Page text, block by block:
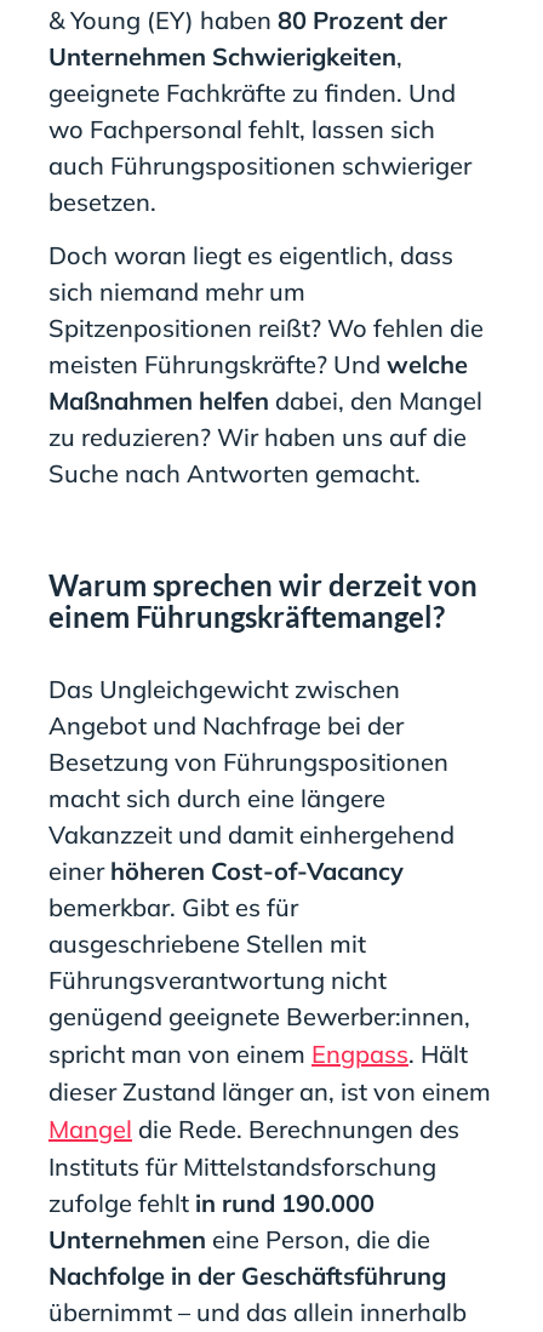
& Young (EY) haben 80 Prozent der
Unternehmen Schwierigkeiten,
geeignete Fachkräfte zu finden. Und
wo Fachpersonal fehlt, lassen sich
auch Führungspositionen schwieriger
besetzen.
Doch woran liegt es eigentlich, dass
sich niemand mehr um
Spitzenpositionen reißt? Wo fehlen die
meisten Führungskräfte? Und welche
Maßnahmen helfen dabei, den Mangel
zu reduzieren? Wir haben uns auf die
Suche nach Antworten gemacht.
Warum sprechen wir derzeit von
einem Führungskräftemangel?
Das Ungleichgewicht zwischen
Angebot und Nachfrage bei der
Besetzung von Führungspositionen
macht sich durch eine längere
Vakanzzeit und damit einhergehend
einer höheren Cost-of-Vacancy
bemerkbar. Gibt es für
ausgeschriebene Stellen mit
Führungsverantwortung nicht
genügend geeignete Bewerber:innen,
spricht man von einem Engpass. Hält
dieser Zustand länger an, ist von einem
Mangel die Rede. Berechnungen des
Instituts für Mittelstandsforschung
zufolge fehlt in rund 190.000
Unternehmen eine Person, die die
Nachfolge in der Geschäftsführung
übernimmt – und das allein innerhalb